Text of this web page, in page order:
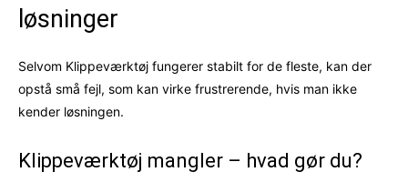
løsninger
Selvom Klippeværktøj fungerer stabilt for de fleste, kan der
opstå små fejl, som kan virke frustrerende, hvis man ikke
kender løsningen.
Klippeværktøj mangler – hvad gør du?